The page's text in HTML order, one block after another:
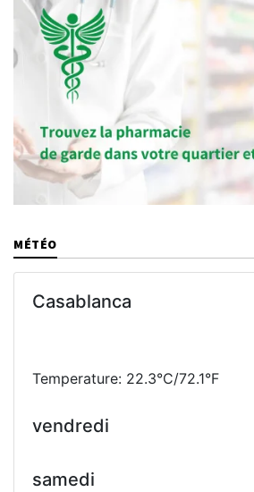
MÉTÉO
Casablanca
Temperature: 22.3°C/72.1°F
vendredi
samedi